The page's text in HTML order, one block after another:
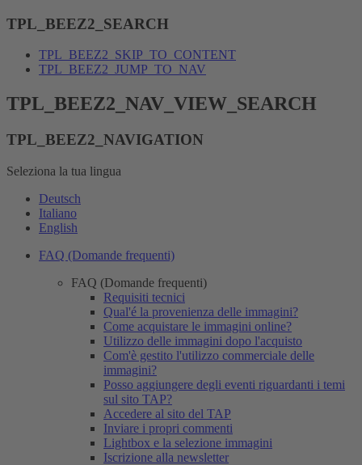
TPL_BEEZ2_SEARCH
TPL_BEEZ2_SKIP_TO_CONTENT
TPL_BEEZ2_JUMP_TO_NAV
TPL_BEEZ2_NAV_VIEW_SEARCH
TPL_BEEZ2_NAVIGATION
Seleziona la tua lingua
Deutsch
Italiano
English
FAQ (Domande frequenti)
FAQ (Domande frequenti)
Requisiti tecnici
Qual'é la provenienza delle immagini?
Come acquistare le immagini online?
Utilizzo delle immagini dopo l'acquisto
Com'è gestito l'utilizzo commerciale delle
immagini?
Posso aggiungere degli eventi riguardanti i temi
sul sito TAP?
Accedere al sito del TAP
Inviare i propri commenti
Lightbox e la selezione immagini
Iscrizione alla newsletter